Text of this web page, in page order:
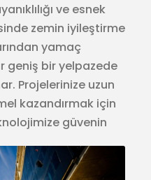
ve esnek
zemin iyileştirme
yamaç
geniş bir yelpazede
Projelerinize uzun
kazandırmak için
güvenin